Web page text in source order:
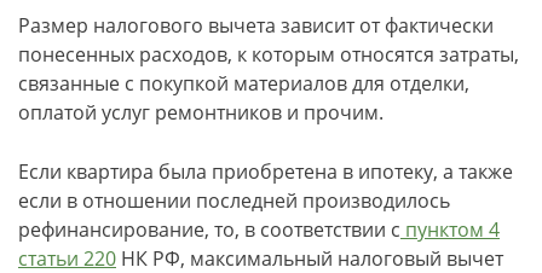
Размер налогового вычета зависит от фактически
понесенных расходов, к которым относятся затраты,
связанные с покупкой материалов для отделки,
оплатой услуг ремонтников и прочим.
Если квартира была приобретена в ипотеку, а также
если в отношении последней производилось
рефинансирование, то, в соответствии с пунктом 4
статьи 220 НК РФ, максимальный налоговый вычет